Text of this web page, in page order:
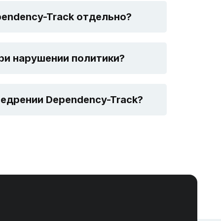
Track отдельно?
нарушении политики?
Dependency-Track?